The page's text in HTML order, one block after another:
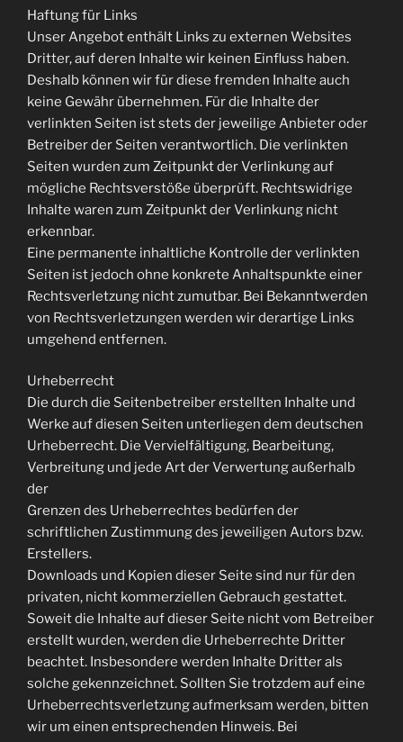
Haftung für Links
Unser Angebot enthält Links zu externen Websites
Dritter, auf deren Inhalte wir keinen Einfluss haben.
Deshalb können wir für diese fremden Inhalte auch
keine Gewähr übernehmen. Für die Inhalte der
verlinkten Seiten ist stets der jeweilige Anbieter oder
Betreiber der Seiten verantwortlich. Die verlinkten
Seiten wurden zum Zeitpunkt der Verlinkung auf
mögliche Rechtsverstöße überprüft. Rechtswidrige
Inhalte waren zum Zeitpunkt der Verlinkung nicht
erkennbar.
Eine permanente inhaltliche Kontrolle der verlinkten
Seiten ist jedoch ohne konkrete Anhaltspunkte einer
Rechtsverletzung nicht zumutbar. Bei Bekanntwerden
von Rechtsverletzungen werden wir derartige Links
umgehend entfernen.
Urheberrecht
Die durch die Seitenbetreiber erstellten Inhalte und
Werke auf diesen Seiten unterliegen dem deutschen
Urheberrecht. Die Vervielfältigung, Bearbeitung,
Verbreitung und jede Art der Verwertung außerhalb
der
Grenzen des Urheberrechtes bedürfen der
schriftlichen Zustimmung des jeweiligen Autors bzw.
Erstellers.
Downloads und Kopien dieser Seite sind nur für den
privaten, nicht kommerziellen Gebrauch gestattet.
Soweit die Inhalte auf dieser Seite nicht vom Betreiber
erstellt wurden, werden die Urheberrechte Dritter
beachtet. Insbesondere werden Inhalte Dritter als
solche gekennzeichnet. Sollten Sie trotzdem auf eine
Urheberrechtsverletzung aufmerksam werden, bitten
wir um einen entsprechenden Hinweis. Bei